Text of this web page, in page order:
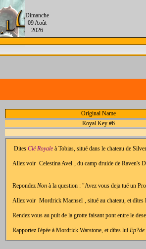
Dimanche
09 Août
2026
Original Name
Royal Key #6
Dites Clé Royaleà Tobias, situé dans le chateau de
Allez voir Celestina Avel , du camp druide de Raven's
Repondez Nonà la question : "Avez vous deja tué un
Allez voir Mordrick Maensel , situé au chateau, et
Rendez vous au puit de la grotte faisant pont entre le
Rapportez l'épée à Mordrick Warstone, et dîtes lui Ep?de